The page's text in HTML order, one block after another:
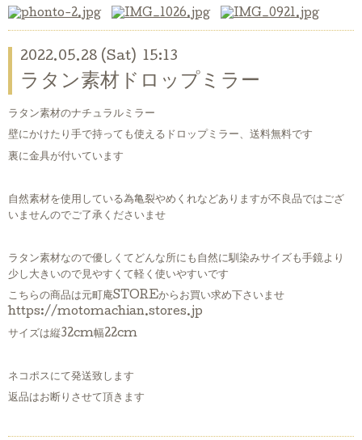
2022.05.28 (Sat) 15:13
ラタン素材ドロップミラー
ラタン素材のナチュラルミラー
壁にかけたり手で持っても使えるドロップミラー、送料無料です
裏に金具が付いています
自然素材を使用している為亀裂やめくれなどありますが不良品ではござ
いませんのでご了承くださいませ
ラタン素材なので優しくてどんな所にも自然に馴染みサイズも手鏡より
少し大きいので見やすくて軽く使いやすいです
こちらの商品は元町庵STOREからお買い求め下さいませ
https://motomachian.stores.jp
サイズは縦32cm幅22cm
ネコポスにて発送致します
返品はお断りさせて頂きます